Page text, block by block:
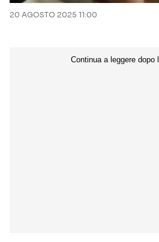
20 AGOSTO 2025 11:00